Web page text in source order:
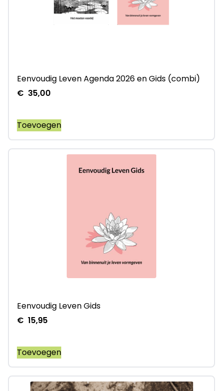
Eenvoudig Leven Agenda 2026 en Gids (combi)
€ 35,00
Toevoegen
Eenvoudig Leven Gids
€ 15,95
Toevoegen